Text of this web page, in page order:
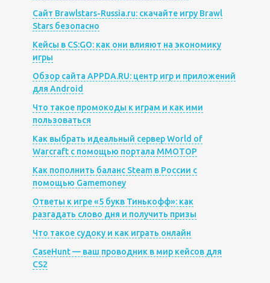
Сайт Brawlstars-Russia.ru: скачайте игру Brawl
Stars безопасно
Кейсы в CS:GO: как они влияют на экономику
игры
Обзор сайта APPDA.RU: центр игр и приложений
для Android
Что такое промокоды к играм и как ими
пользоваться
Как выбрать идеальный сервер World of
Warcraft с помощью портала MMOTOP
Как пополнить баланс Steam в России с
помощью Gamemoney
Ответы к игре «5 букв Тинькофф»: как
разгадать слово дня и получить призы
Что такое судоку и как играть онлайн
CaseHunt — ваш проводник в мир кейсов для
CS2